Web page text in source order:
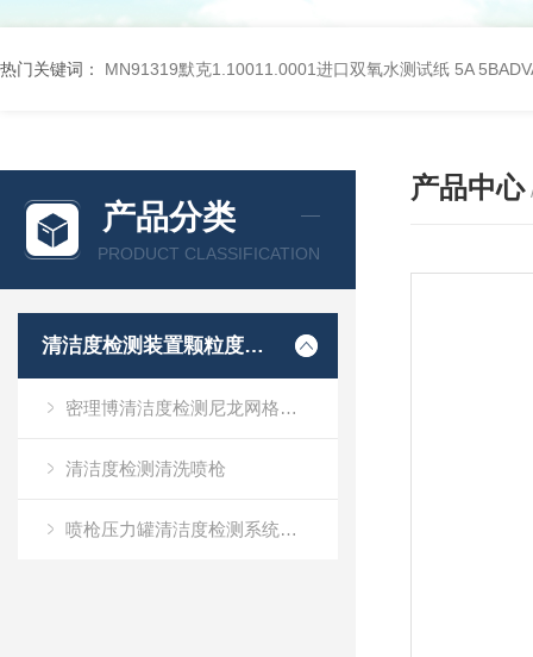
热门关键词： MN91319默克1.10011.0001进口双氧水测试纸 5A
产品分类
PRODUCT CLASSIFICATION
清洁度检测装置颗粒度检测
密理博清洁度检测尼龙网格滤膜
清洁度检测清洗喷枪
喷枪压力罐清洁度检测系统（摩速）
产品中心